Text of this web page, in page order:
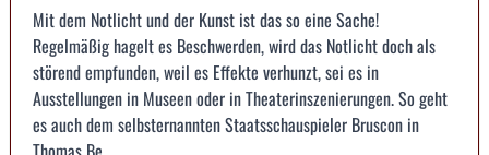
Mit dem Notlicht und der Kunst ist das so eine Sache!
Regelmäßig hagelt es Beschwerden, wird das Notlicht doch als
störend empfunden, weil es Effekte verhunzt, sei es in
Ausstellungen in Museen oder in Theaterinszenierungen. So geht
es auch dem selbsternannten Staatsschauspieler Bruscon in